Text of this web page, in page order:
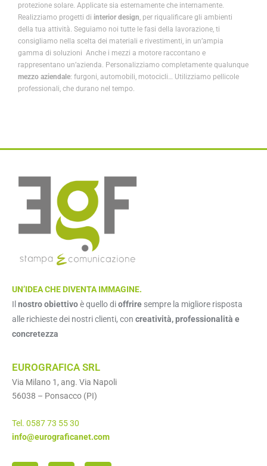
protezione solare. Applicate sia esternamente che internamente.
Realizziamo progetti di interior design, per riqualificare gli ambienti
della tua attività. Seguiamo noi tutte le fasi della lavorazione, ti
consigliamo nella scelta dei materiali e rivestimenti, in un’ampia
gamma di soluzioni Anche i mezzi a motore raccontano e
rappresentano un’azienda. Personalizziamo completamente qualunque
mezzo aziendale: furgoni, automobili, motocicli… Utilizziamo pellicole
professionali, che durano nel tempo.
UN’IDEA CHE DIVENTA IMMAGINE.
Il nostro obiettivoè quello dioffrire sempre la migliore risposta
alle richieste dei nostri clienti, con creatività, professionalità e
concretezza
EUROGRAFICA SRL
Via Milano 1, ang. Via Napoli
56038 – Ponsacco (PI)
Tel. 0587 73 55 30
info@eurograficanet.com